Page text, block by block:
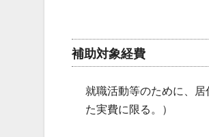
補助対象経費
就職活動等のために、
た実費に限る。）